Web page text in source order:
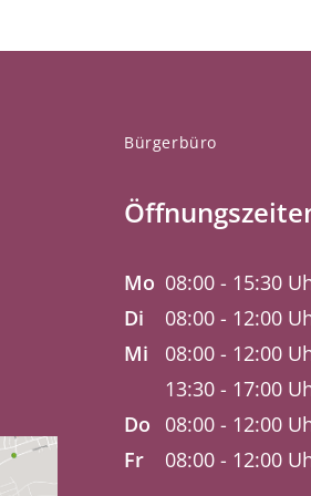
Bürgerbüro
Mo 08:00 - 15:30
Di
08:00 - 12:00
Mi
08:00 - 12:00
13:30 - 17:00
Do
08:00 - 12:00
Fr
08:00 - 12:00